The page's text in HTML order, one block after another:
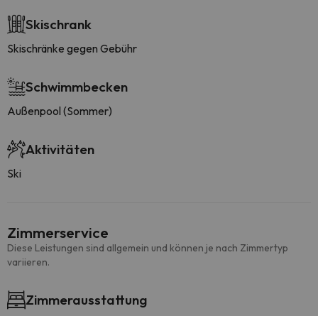
Skischrank
Skischränke gegen Gebühr
Schwimmbecken
Außenpool (Sommer)
Aktivitäten
Ski
Zimmerservice
Diese Leistungen sind allgemein und können je nach Zimmertyp
variieren.
Zimmerausstattung